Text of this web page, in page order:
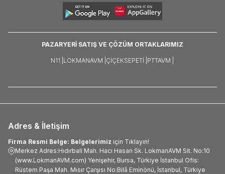
PAZARYERİ SATIŞ VE ÇÖZÜM ORTAKLARIMIZ
N11 | LOKMANAVM | ÇIÇEKSEPETI | PTTAVM |
Adres & İletişim
Firma Resmi Belge: Belgelerimiz için Tıklayın!
Merkez Adres:Hıdırbali Mah. Hacı Hasan Sk. LokmanAVM Sit. No:10
(www.LokmanAVM.com) Yenişehir, Bursa, Türkiye İstanbul Ofis:
Rüstem Paşa Mah. Mısır Çarşısı No:Bilâ Eminönü, İstanbul, Türkiye